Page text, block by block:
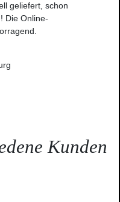
geliefert, schon
Die Online-
Kunden